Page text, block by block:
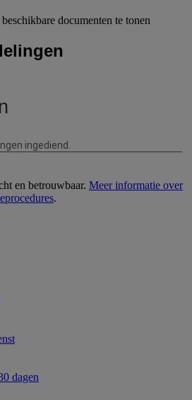
documenten te tonen
en betrouwbaar. Meer informatie over
.
dagen